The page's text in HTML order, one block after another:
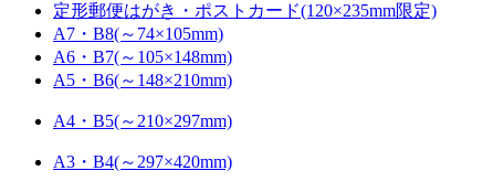
定形郵便はがき・ポストカード(120×235mm限定)
A7・B8(～74×105mm)
A6・B7(～105×148mm)
A5・B6(～148×210mm)
A4・B5(～210×297mm)
A3・B4(～297×420mm)